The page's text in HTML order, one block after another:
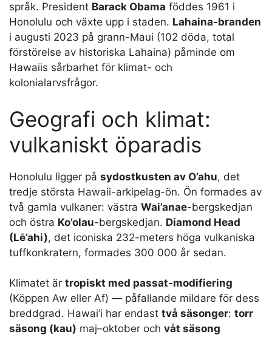
språk. President Barack Obama föddes 1961 i
Honolulu och växte upp i staden. Lahaina-branden
i augusti 2023 på grann-Maui (102 döda, total
förstörelse av historiska Lahaina) påminde om
Hawaiis sårbarhet för klimat- och
kolonialarvsfrågor.
Geografi och klimat:
vulkaniskt öparadis
Honolulu ligger på sydostkusten av O’ahu, det
tredje största Hawaii-arkipelag-ön. Ön formades av
två gamla vulkaner: västra Wai’anae-bergskedjan
och östra Ko’olau-bergskedjan. Diamond Head
(Lē’ahi), det iconiska 232-meters höga vulkaniska
tuffkonkratern, formades 300 000 år sedan.
Klimatet är tropiskt med passat-modifiering
(Köppen Aw eller Af) — påfallande mildare för dess
breddgrad. Hawai’i har endast två säsonger: torr
säsong (kau) maj–oktober och våt säsong